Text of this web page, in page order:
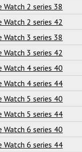
Watch 2 series 38
Watch 2 series 42
Watch 3 series 38
Watch 3 series 42
Watch 4 series 40
Watch 4 series 44
Watch 5 series 40
Watch 5 series 44
Watch 6 series 40
Watch 6 series 44